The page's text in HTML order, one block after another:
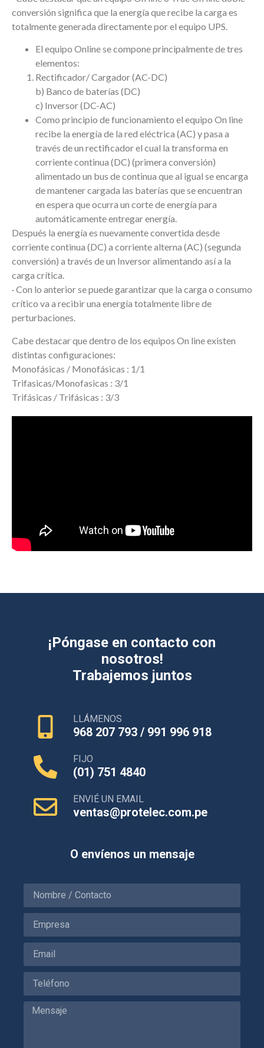
conversión significa que la energía que recibe la carga es
totalmente generada directamente por el equipo UPS.
El equipo Online se compone principalmente de tres
elementos:
Rectificador/ Cargador (AC-DC)
b) Banco de baterías (DC)
c) Inversor (DC-AC)
Como principio de funcionamiento el equipo On line
recibe la energía de la red eléctrica (AC) y pasa a
través de un rectificador el cual la transforma en
corriente continua (DC) (primera conversión)
alimentado un bus de continua que al igual se encarga
de mantener cargada las baterías que se encuentran
en espera que ocurra un corte de energía para
automáticamente entregar energía.
Después la energía es nuevamente convertida desde
corriente continua (DC) a corriente alterna (AC) (segunda
conversión) a través de un Inversor alimentando así a la
carga crítica.
· Con lo anterior se puede garantizar que la carga o consumo
crítico va a recibir una energía totalmente libre de
perturbaciones.
Cabe destacar que dentro de los equipos On line existen
distintas configuraciones:
Monofásicas / Monofásicas : 1/1
Trifasicas/Monofasicas : 3/1
Trifásicas / Trifásicas : 3/3
¡Póngase en contacto con
nosotros!
Trabajemos juntos
LLÁMENOS
968 207 793 / 991 996 918
FIJO
(01) 751 4840
ENVIÉ UN EMAIL
ventas@protelec.com.pe
O envíenos un mensaje